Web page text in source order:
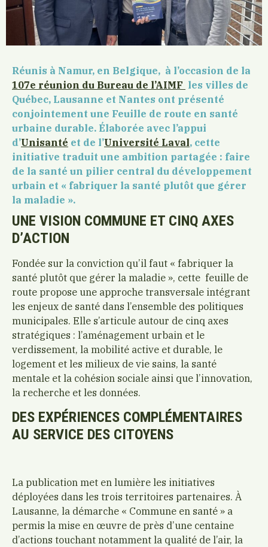
Réunis à Namur, en Belgique, à l’occasion de la
107e réunion du Bureau de l’AIMF les villes de
Québec, Lausanne et Nantes ont présenté
conjointement une Feuille de route en santé
urbaine durable. Élaborée avec l’appui
d’Unisanté et de l’Université Laval, cette
initiative traduit une ambition partagée : faire
de la santé un pilier central du développement
urbain et « fabriquer la santé plutôt que gérer
la maladie ».
UNE VISION COMMUNE ET CINQ AXES
D’ACTION
Fondée sur la conviction qu’il faut « fabriquer la
santé plutôt que gérer la maladie », cette feuille de
route propose une approche transversale intégrant
les enjeux de santé dans l’ensemble des politiques
municipales. Elle s’articule autour de cinq axes
stratégiques : l’aménagement urbain et le
verdissement, la mobilité active et durable, le
logement et les milieux de vie sains, la santé
mentale et la cohésion sociale ainsi que l’innovation,
la recherche et les données.
DES EXPÉRIENCES COMPLÉMENTAIRES
AU SERVICE DES CITOYENS
La publication met en lumière les initiatives
déployées dans les trois territoires partenaires. À
Lausanne, la démarche « Commune en santé » a
permis la mise en œuvre de près d’une centaine
d’actions touchant notamment la qualité de l’air, la